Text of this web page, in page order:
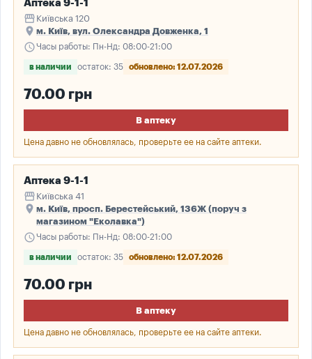
Аптека 9-1-1
storefront Київська 120
place м. Київ, вул. Олександра Довженка, 1
scheduleЧасы работы: Пн-Нд: 08:00-21:00
в наличии остаток: 35 обновлено: 12.07.2026
70.00 грн
В аптеку
Цена давно не обновлялась, проверьте ее на сайте аптеки.
Аптека 9-1-1
storefront Київська 41
place м. Київ, просп. Берестейський, 136Ж (поруч з
магазином "Еколавка")
scheduleЧасы работы: Пн-Нд: 08:00-21:00
в наличии остаток: 35 обновлено: 12.07.2026
70.00 грн
В аптеку
Цена давно не обновлялась, проверьте ее на сайте аптеки.